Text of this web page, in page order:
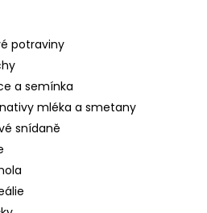
potraviny
a semínka
mléka a smetany
snídaně